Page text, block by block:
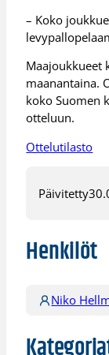
– Koko
Maajoukkueet
maanantaina.
koko Suomen
otteluun.
Ottelutilasto
Päivitetty
Henkilöt
Niko